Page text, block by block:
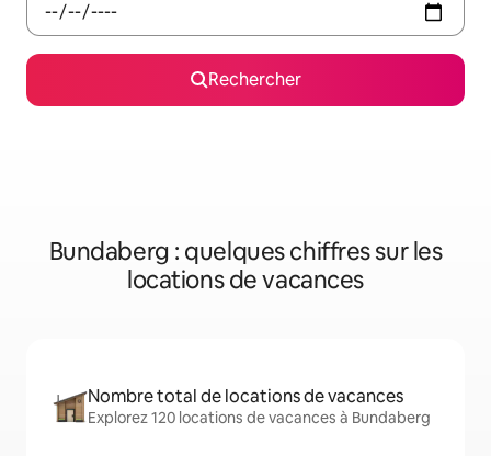
Rechercher
Bundaberg : quelques chiffres sur les
locations de vacances
Nombre total de locations de vacances
Explorez 120 locations de vacances à Bundaberg